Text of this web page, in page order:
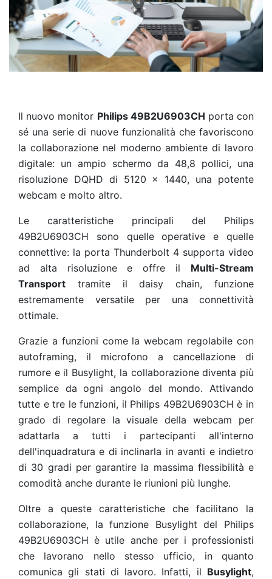
Il nuovo monitor Philips 49B2U6903CH porta con
sé una serie di nuove funzionalità che favoriscono
la collaborazione nel moderno ambiente di lavoro
digitale: un ampio schermo da 48,8 pollici, una
risoluzione DQHD di 5120 x 1440, una potente
webcam e molto altro.
Le caratteristiche principali del Philips
49B2U6903CH sono quelle operative e quelle
connettive: la porta Thunderbolt 4 supporta video
ad alta risoluzione e offre il Multi-Stream
Transport tramite il daisy chain, funzione
estremamente versatile per una connettività
ottimale.
Grazie a funzioni come la webcam regolabile con
autoframing, il microfono a cancellazione di
rumore e il Busylight, la collaborazione diventa più
semplice da ogni angolo del mondo. Attivando
tutte e tre le funzioni, il Philips 49B2U6903CH è in
grado di regolare la visuale della webcam per
adattarla a tutti i partecipanti all'interno
dell'inquadratura e di inclinarla in avanti e indietro
di 30 gradi per garantire la massima flessibilità e
comodità anche durante le riunioni più lunghe.
Oltre a queste caratteristiche che facilitano la
collaborazione, la funzione Busylight del Philips
49B2U6903CH è utile anche per i professionisti
che lavorano nello stesso ufficio, in quanto
comunica gli stati di lavoro. Infatti, il Busylight,